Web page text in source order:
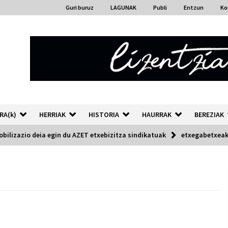
Guri buruz LAGUNAK Publi Entzun
HERRIAK HISTORIA HAURRAK BEREZIAK
deia egin du AZET etxebizitza sindikatuak etxegabetxeak